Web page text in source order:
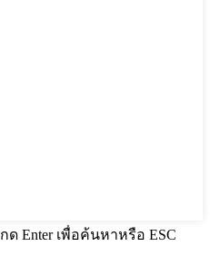
กด Enter เพื่อค้นหาหรือ ESC